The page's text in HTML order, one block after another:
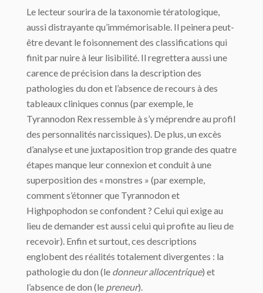
Le lecteur sourira de la taxonomie tératologique,
aussi distrayante qu’immémorisable. Il peinera peut-
être devant le foisonnement des classifications qui
finit par nuire à leur lisibilité. Il regrettera aussi une
carence de précision dans la description des
pathologies du don et l’absence de recours à des
tableaux cliniques connus (par exemple, le
Tyrannodon Rex ressemble à s’y méprendre au profil
des personnalités narcissiques). De plus, un excès
d’analyse et une juxtaposition trop grande des quatre
étapes manque leur connexion et conduit à une
superposition des « monstres » (par exemple,
comment s’étonner que Tyrannodon et
Highpophodon se confondent ? Celui qui exige au
lieu de demander est aussi celui qui profite au lieu de
recevoir). Enfin et surtout, ces descriptions
englobent des réalités totalement divergentes : la
pathologie du don (le donneur allocentrique) et
l’absence de don (le preneur).